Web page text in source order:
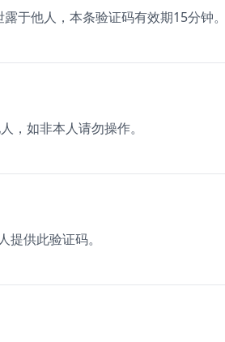
于他人，本条验证码有效期15分钟。
，如非本人请勿操作。
提供此验证码。